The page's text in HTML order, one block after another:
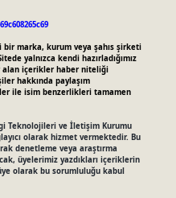
marka, kurum veya şahıs şirketi
yalnızca kendi hazırladığımız
alan içerikler haber niteliği
hakkında paylaşım
ile isim benzerlikleri tamamen
Teknolojileri ve İletişim Kurumu
olarak hizmet vermektedir. Bu
denetleme veya araştırma
üyelerimiz yazdıkları içeriklerin
olarak bu sorumluluğu kabul